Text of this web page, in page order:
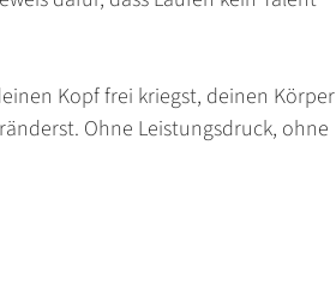
Kopf frei kriegst, deinen Körper
Ohne Leistungsdruck, ohne